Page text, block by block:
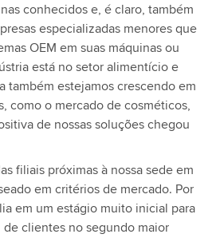
conhecidos e, é claro, também
especializadas menores que
OEM em suas máquinas ou
está no setor alimentício e
também estejamos crescendo em
como o mercado de cosméticos,
de nossas soluções chegou
filiais próximas à nossa sede em
em critérios de mercado. Por
em um estágio muito inicial para
clientes no segundo maior